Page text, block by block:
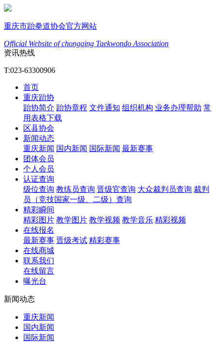
重庆市跆拳道协会官方网站
Official Website of chongqing Taekwondo Association
资讯热线
T:023-63300906
首页
重庆跆协
跆协简介 跆协章程 文件通知 组织机构 业务办理帮助 常
用表格下载
区县协会
新闻动态
重庆新闻 国内新闻 国际新闻 最新赛事
团体会员
个人会员
认证查询
级位查询 教练员查询 晋级官查询 大众裁判员查询 裁判
员（竞技国家一级、二级）查询
精彩瞬间
精彩图片 教学图片 教学视频 教学音乐 精彩视频
在线报名
最新赛事 晋级考试 精彩赛事
在线商城
联系我们
在线留言
曝光台
新闻动态
重庆新闻
国内新闻
国际新闻